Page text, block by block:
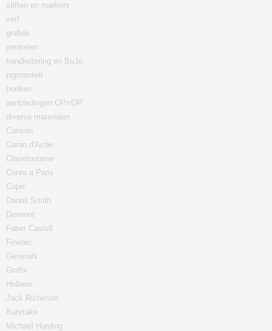
stiften en markers
verf
grafiek
penselen
handlettering en BuJo
pigmenten
boeken
aanbiedingen OP=OP
diverse materialen
Canson
Caran d'Ache
Clairefontaine
Conte a Paris
Copic
Daniel Smith
Derwent
Faber Castell
Finetec
Generals
Grafix
Holbein
Jack Richeson
Kuretake
Michael Harding